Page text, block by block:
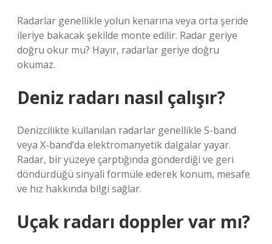
Radarlar genellikle yolun kenarına veya orta şeride
ileriye bakacak şekilde monte edilir. Radar geriye
doğru okur mu? Hayır, radarlar geriye doğru
okumaz.
Deniz radarı nasıl çalışır?
Denizcilikte kullanılan radarlar genellikle S-band
veya X-band’da elektromanyetik dalgalar yayar.
Radar, bir yüzeye çarptığında gönderdiği ve geri
döndürdüğü sinyali formüle ederek konum, mesafe
ve hız hakkında bilgi sağlar.
Uçak radarı doppler var mı?